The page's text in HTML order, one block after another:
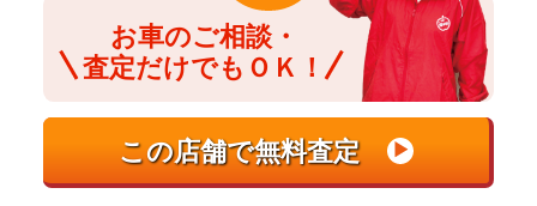
お車のご相談・
査定だけでもＯＫ！